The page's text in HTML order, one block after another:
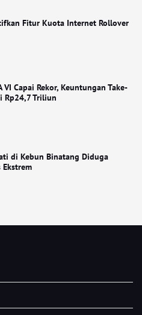
Fitur Kuota Internet Rollover
VI Capai Rekor, Keuntungan Take-
Rp24,7 Triliun
di Kebun Binatang Diduga
Ekstrem